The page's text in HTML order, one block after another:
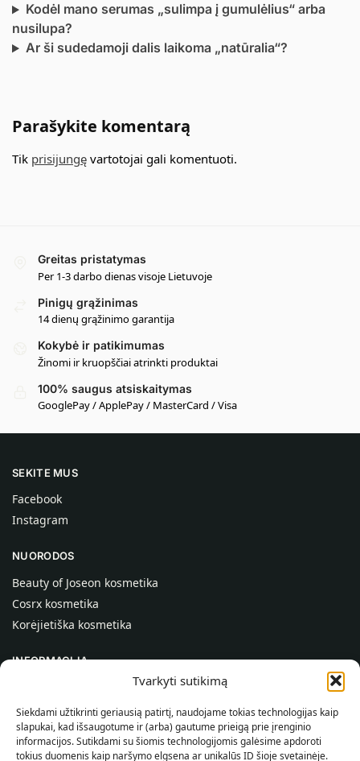
Tvarkyti sutikimą
Siekdami užtikrinti geriausią patirtį, naudojame tokias technologijas kaip
slapukai, kad išsaugotume ir (arba) gautume prieigą prie įrenginio
informacijos. Sutikdami su šiomis technologijomis galėsime apdoroti
tokius duomenis kaip naršymo elgsena ar unikalūs ID šioje svetainėje.
Kodėl mano serumas „sulimpa į gumulėlius“ arba
nusilupa?
Ar ši sudedamoji dalis laikoma „natūralia“?
Parašykite komentarą
Tik prisijungę vartotojai gali komentuoti.
Greitas pristatymas
Per 1-3 darbo dienas visoje Lietuvoje
Pinigų grąžinimas
14 dienų grąžinimo garantija
Kokybė ir patikimumas
Žinomi ir kruopščiai atrinkti produktai
100% saugus atsiskaitymas
GooglePay / ApplePay / MasterCard / Visa
SEKITE MUS
Facebook
Instagram
NUORODOS
Beauty of Joseon kosmetika
Cosrx kosmetika
Korėjietiška kosmetika
INFORMACIJA
Kontaktai
Pagalba